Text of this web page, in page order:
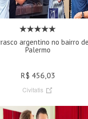
argentino no bairro de
Palermo
R$ 456,03
Civitatis